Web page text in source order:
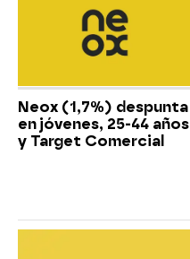
Neox (1,7%) despunta
en jóvenes, 25-44 años
y Target Comercial